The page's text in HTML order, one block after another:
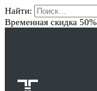
Найти:
Временная скидка 50%